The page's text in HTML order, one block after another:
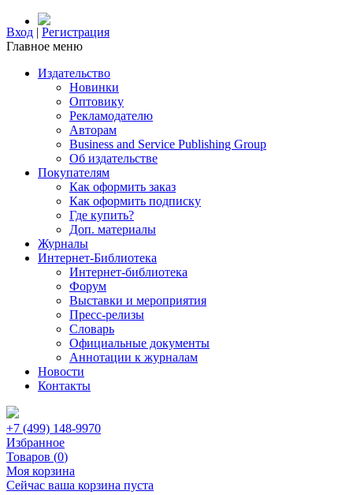
Вход | Регистрация
Главное меню
Издательство
Новинки
Оптовику
Рекламодателю
Авторам
Business and Service Publishing Group
Об издательстве
Покупателям
Как оформить заказ
Как оформить подписку
Где купить?
Доп. материалы
Журналы
Интернет-Библиотека
Интернет-библиотека
Форум
Выставки и мероприятия
Пресс-релизы
Словарь
Официальные документы
Аннотации к журналам
Новости
Контакты
+7 (499) 148-9970
Избранное
Товаров (0)
Моя корзина
Сейчас ваша корзина пуста